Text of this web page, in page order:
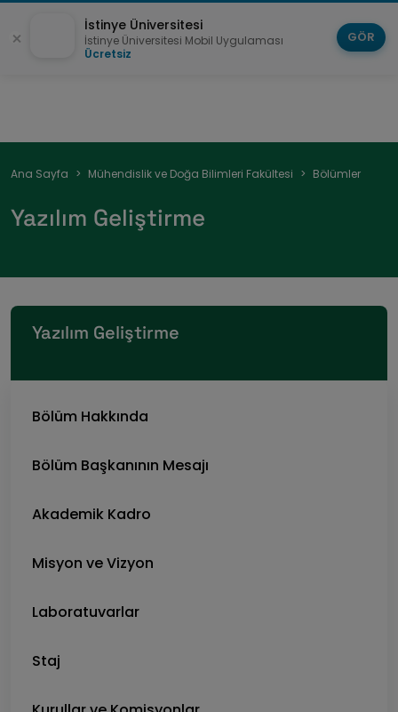
Sayfa
Ana Sayfa Mühendislik ve Doğa Bilimleri Fakültesi Bölümler
Yazılım Geliştirme
Yazılım Geliştirme
Bölüm Hakkında
Bölüm Başkanının Mesajı
Akademik Kadro
Misyon ve Vizyon
Laboratuvarlar
Staj
İstinye Üniversitesi
İstinye Üniversitesi Mobil Uygulaması
Ücretsiz
GÖR